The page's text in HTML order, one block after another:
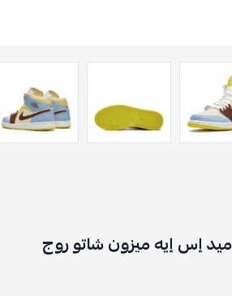
حذاء إير جوردان 1 ميد إس إيه ميزون شاتو روج